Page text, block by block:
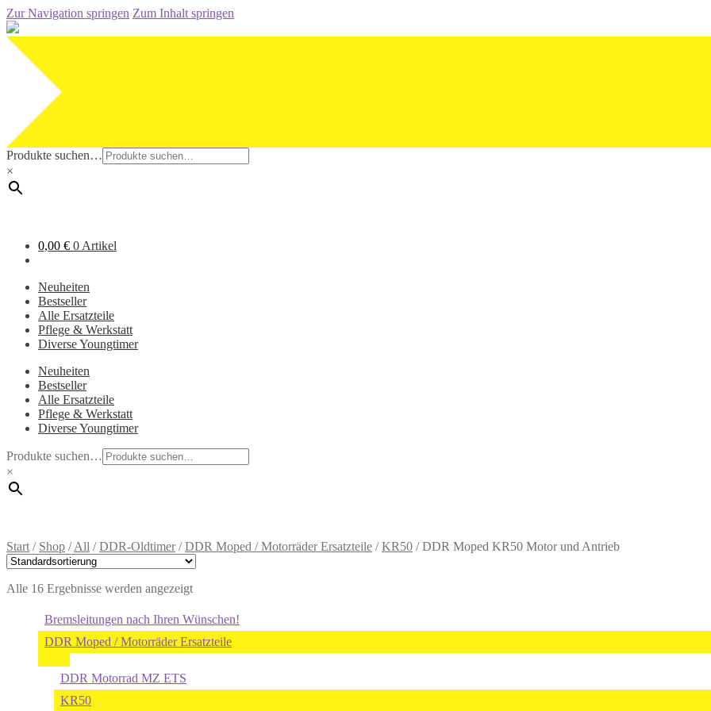
Zur Navigation springen Zum Inhalt springen
Produkte suchen…
×
0,00 € 0 Artikel
Neuheiten
Bestseller
Alle Ersatzteile
Pflege & Werkstatt
Diverse Youngtimer
Neuheiten
Bestseller
Alle Ersatzteile
Pflege & Werkstatt
Diverse Youngtimer
Produkte suchen…
×
Start / Shop /All /DDR-Oldtimer/DDR Moped / Motorräder Ersatzteile /KR50 /DDR Moped KR50 Motor und Antrieb
Alle 16 Ergebnisse werden angezeigt
Bremsleitungen nach Ihren Wünschen!
DDR Moped / Motorräder Ersatzteile
DDR Motorrad MZ ETS
KR50